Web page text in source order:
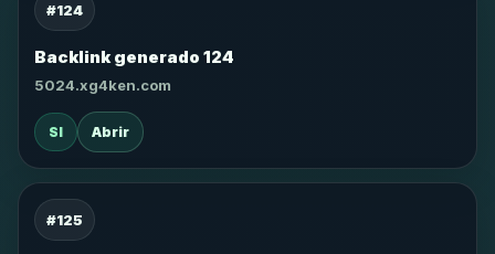
#124
Backlink generado 124
5024.xg4ken.com
SI Abrir
#125